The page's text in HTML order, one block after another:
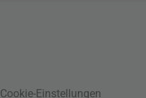
Cookie-Einstellungen